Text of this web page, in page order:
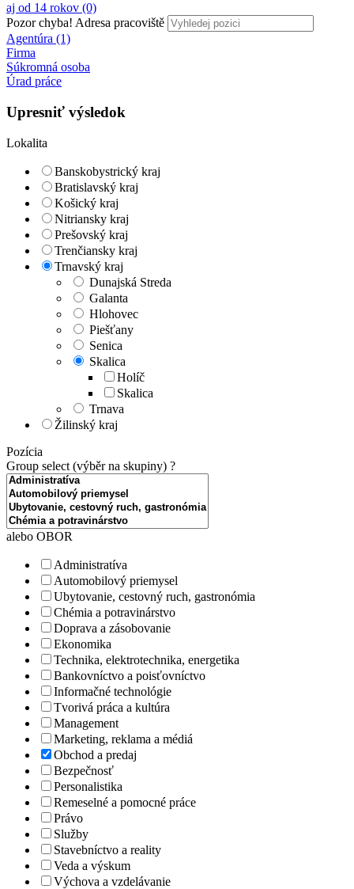
aj od 14 rokov (0)
Pozor chyba! Adresa pracoviště
Agentúra (1)
Firma
Súkromná osoba
Úrad práce
Upresniť výsledok
Lokalita
Banskobystrický kraj
Bratislavský kraj
Košický kraj
Nitriansky kraj
Prešovský kraj
Trenčiansky kraj
Trnavský kraj
Dunajská Streda
Galanta
Hlohovec
Piešťany
Senica
Skalica
Holíč
Skalica
Trnava
Žilinský kraj
Pozícia
Group select (výběr na skupiny) ?
alebo OBOR
Administratíva
Automobilový priemysel
Ubytovanie, cestovný ruch, gastronómia
Chémia a potravinárstvo
Doprava a zásobovanie
Ekonomika
Technika, elektrotechnika, energetika
Bankovníctvo a poisťovníctvo
Informačné technológie
Tvorivá práca a kultúra
Management
Marketing, reklama a médiá
Obchod a predaj
Bezpečnosť
Personalistika
Remeselné a pomocné práce
Právo
Služby
Stavebníctvo a reality
Veda a výskum
Výchova a vzdelávanie